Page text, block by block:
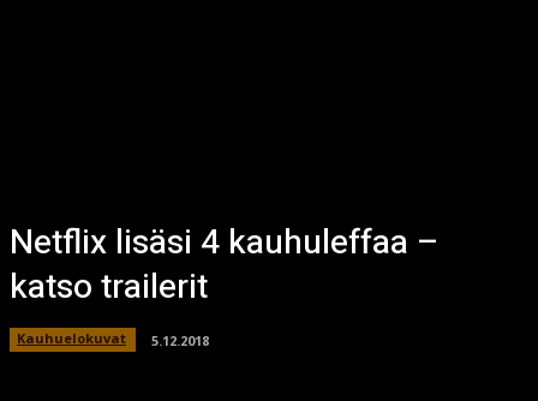
Netflix lisäsi 4 kauhuleffaa –
katso trailerit
Kauhuelokuvat 5.12.2018